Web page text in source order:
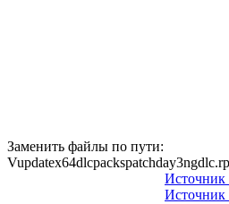
Заменить файлы по пути:
Источник
Источник